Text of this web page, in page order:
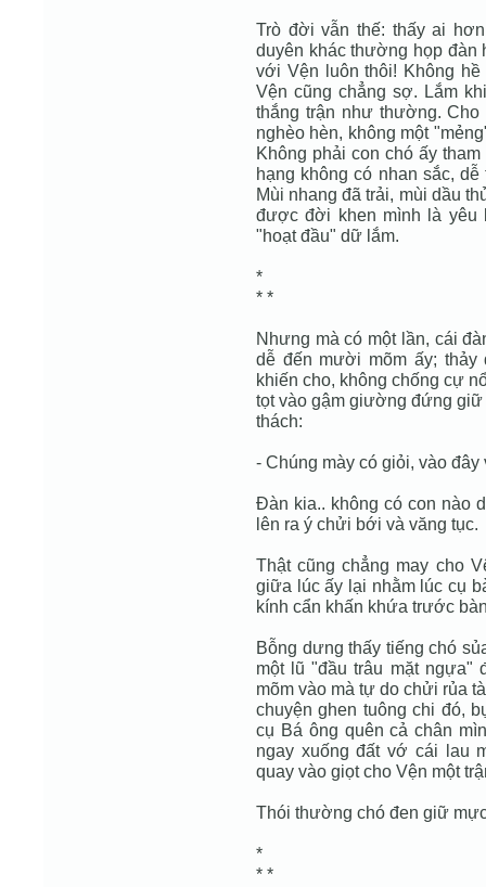
Trò đời vẫn thế: thấy ai
duyên khác thường họp đàn
với Vện luôn thôi! Không
Vện cũng chẳng sợ. Lắm
thắng trận như thường.
nghèo hèn, không một
Không phải con chó ấy
hạng không có nhan sắc,
Mùi nhang đã trải, mùi dầu
được đời khen mình là yêu
"hoạt đầu" dữ lắm.
*
* *
Nhưng mà có một lần, cái
dễ đến mười mõm ấy; thảy
khiến cho, không chống cự
tọt vào gậm giường đứng
thách:
- Chúng mày có giỏi, vào đây
Đàn kia.. không có con nào
lên ra ý chửi bới và văng tục.
Thật cũng chẳng may cho
giữa lúc ấy lại nhằm lúc cụ
kính cẩn khấn khứa trước
Bỗng dưng thấy tiếng chó
một lũ "đầu trâu mặt
mõm vào mà tự do chửi rủa
chuyện ghen tuông chi đó,
cụ Bá ông quên cả chân
ngay xuống đất vớ cái lau
quay vào giọt cho Vện một
Thói thường chó đen giữ
*
* *